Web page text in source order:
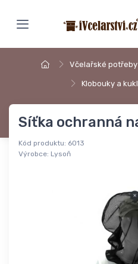
Včelařské potřeby
Klobouky a
Síťka ochranná
Kód produktu: 6013
Výrobce: Lysoň